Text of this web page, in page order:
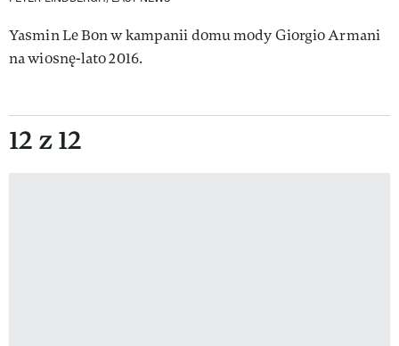
Yasmin Le Bon w kampanii domu mody Giorgio Armani
na wiosnę-lato 2016.
12 z 12